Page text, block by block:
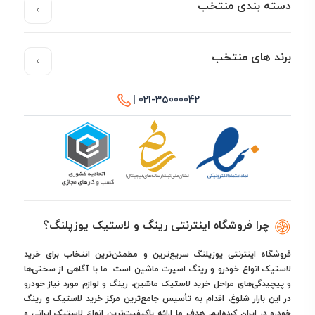
دسته بندی منتخب
برند های منتخب
021-35000042 |
چرا فروشگاه اینترنتی رینگ و لاستیک یوزپلنگ؟
فروشگاه اینترنتی یوزپلنگ سریع‌ترین و مطمئن‌ترین انتخاب برای خرید
لاستیک انواع خودرو و رینگ اسپرت ماشین است. ما با آگاهی از سختی‌ها
و پیچیدگی‌های مراحل خرید لاستیک ماشین، رینگ و لوازم مورد نیاز خودرو
در این بازار شلوغ، اقدام به تأسیس جامع‌ترین مرکز خرید لاستیک و رینگ